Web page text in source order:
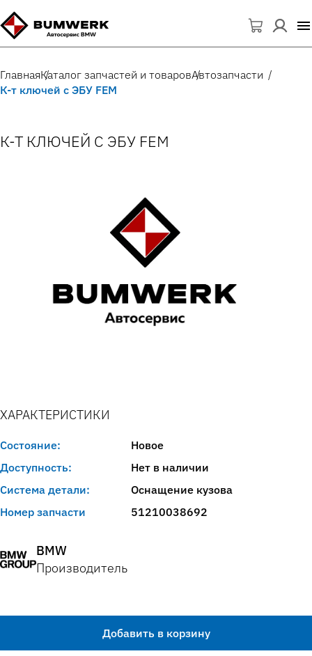
ГлавнаяКаталог запчастей и товаровАвтозапчасти
К-т ключей с ЭБУ FEM
К-Т КЛЮЧЕЙ С ЭБУ FEM
ХАРАКТЕРИСТИКИ
Состояние:
Новое
Доступность:
Нет в наличии
Система детали:
Оснащение кузова
Номер запчасти
51210038692
BMW
Производитель
Добавить в корзину